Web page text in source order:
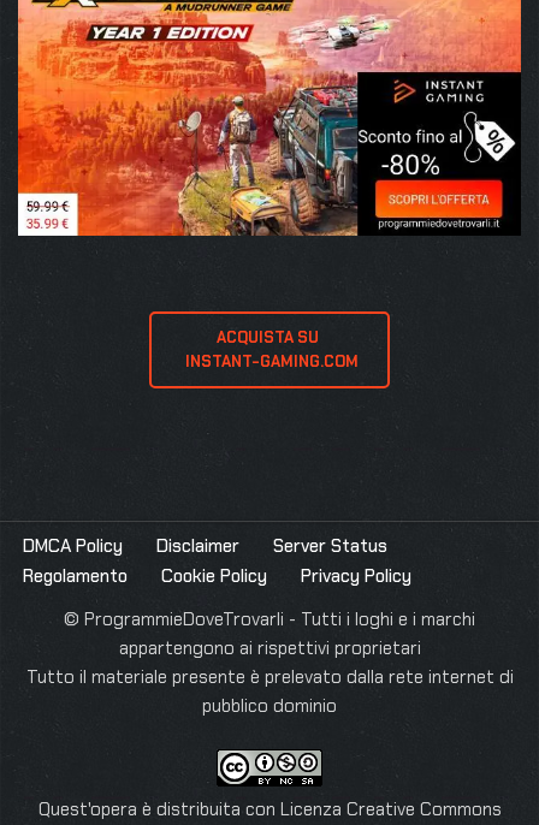
ACQUISTA SU
INSTANT-GAMING.COM
DMCA Policy Disclaimer
Server Status
Regolamento
Cookie Policy
Privacy Policy
© ProgrammieDoveTrovarli - Tutti i loghi e i marchi
appartengono ai rispettivi proprietari
Tutto il materiale presente è prelevato dalla rete internet di
pubblico dominio
Quest'opera è distribuita con Licenza Creative Commons